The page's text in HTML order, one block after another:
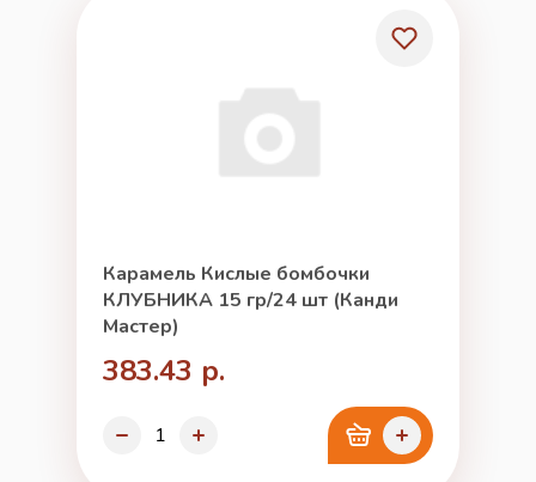
Карамель Кислые бомбочки
КЛУБНИКА 15 гр/24 шт (Канди
Мастер)
383.43 р.